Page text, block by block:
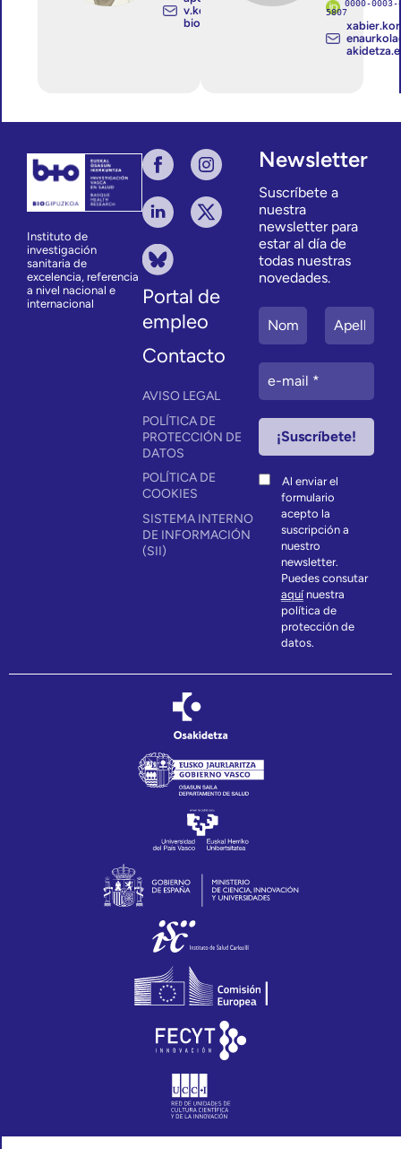
v.konstantinov@
bio-gipuzkoa.eus
0000-0003-
5807
Instituto de
investigación
sanitaria de
excelencia, referencia
a nivel nacional e
internacional
Portal de
empleo
Contacto
AVISO LEGAL
POLÍTICA DE
PROTECCIÓN DE
DATOS
POLÍTICA DE
COOKIES
SISTEMA INTERNO
DE INFORMACIÓN
(SII)
Newsletter
Suscríbete a
nuestra
newsletter para
estar al día de
todas nuestras
novedades.
Al enviar el
formulario
acepto la
suscripción a
nuestro
newsletter.
Puedes consutar
aquínuestra
política de
protección de
datos.